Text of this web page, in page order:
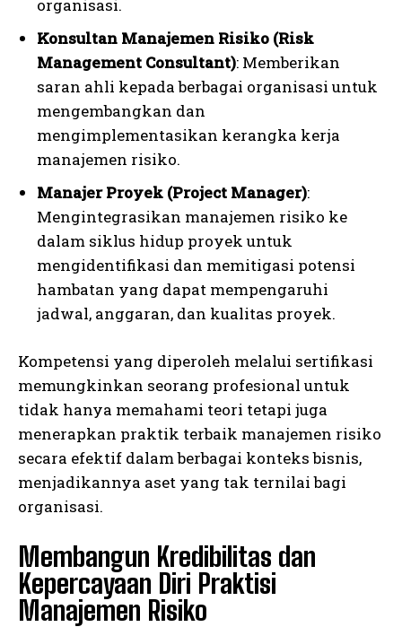
organisasi.
Konsultan Manajemen Risiko (Risk
Management Consultant): Memberikan
saran ahli kepada berbagai organisasi untuk
mengembangkan dan
mengimplementasikan kerangka kerja
manajemen risiko.
Manajer Proyek (Project Manager):
Mengintegrasikan manajemen risiko ke
dalam siklus hidup proyek untuk
mengidentifikasi dan memitigasi potensi
hambatan yang dapat mempengaruhi
jadwal, anggaran, dan kualitas proyek.
Kompetensi yang diperoleh melalui sertifikasi
memungkinkan seorang profesional untuk
tidak hanya memahami teori tetapi juga
menerapkan praktik terbaik manajemen risiko
secara efektif dalam berbagai konteks bisnis,
menjadikannya aset yang tak ternilai bagi
organisasi.
Membangun Kredibilitas dan
Kepercayaan Diri Praktisi
Manajemen Risiko